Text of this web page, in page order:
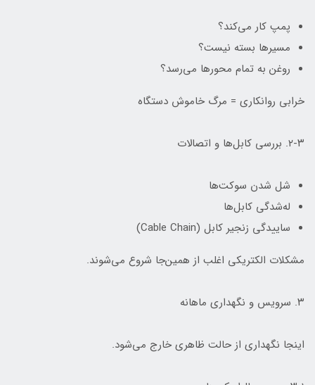
پمپ کار می‌کند؟
مسیرها بسته نیست؟
روغن به تمام محورها می‌رسد؟
خرابی روانکاری = مرگ خاموش دستگاه
۲-۳. بررسی کابل‌ها و اتصالات
شل شدن سوکت‌ها
له‌شدگی کابل‌ها
ساییدگی زنجیر کابل (Cable Chain)
مشکلات الکتریکی اغلب از همین‌جا شروع می‌شوند.
۳. سرویس و نگهداری ماهانه
اینجا نگهداری از حالت ظاهری خارج می‌شود.